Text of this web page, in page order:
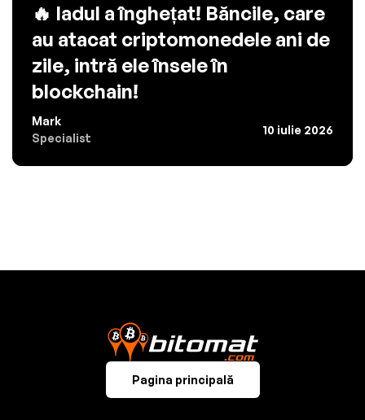
🔥 Iadul a înghețat! Băncile, care
au atacat criptomonedele ani de
zile, intră ele însele în
blockchain!
Mark
Specialist
10 iulie 2026
Pagina principală